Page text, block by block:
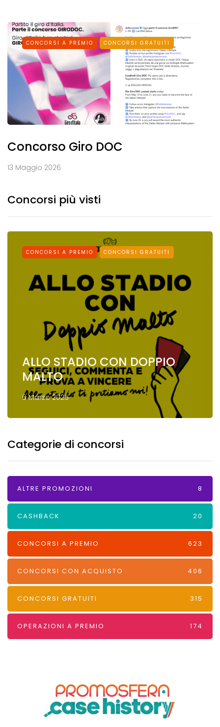
CONCORSI A PREMIO CONCORSI GRATUITI
Concorso Giro DOC
13 Maggio 2026
Concorsi più visti
CONCORSI A PREMIO CONCORSI GRATUITI
ALLO STADIO CON DOPPIO
MALTO
6 Marzo 2025
Categorie di concorsi
ALTRE PROMOZIONI 8
CASHBACK 20
CONCORSI A PREMIO 623
CONCORSI CON ACQUISTO 406
CONCORSI GRATUITI 315
OPERAZIONI A PREMIO 174